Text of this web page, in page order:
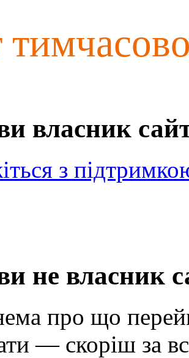
власник
з
не власник
про що
— скоріш за